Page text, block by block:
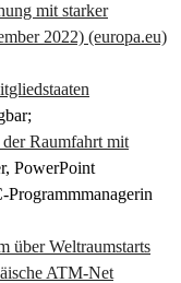
mit starker
2022) (europa.eu)
Raumfahrt mit
PowerPoint
Programmmanagerin
über Weltraumstarts
ATM-Net